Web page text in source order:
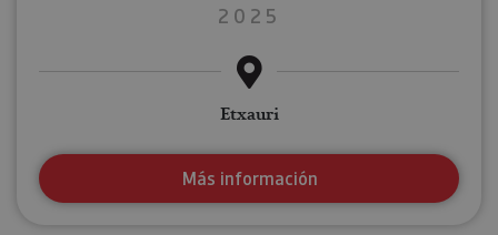
2025
Etxauri
Más información